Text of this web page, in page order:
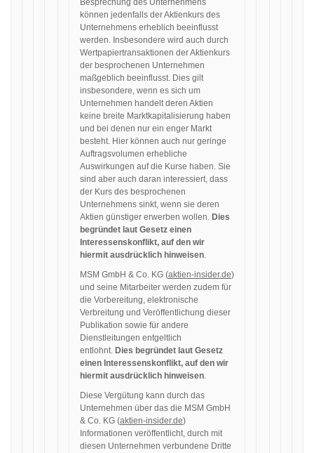
Besprechung des Unternehmens
können jedenfalls der Aktienkurs des
Unternehmens erheblich beeinflusst
werden. Insbesondere wird auch durch
Wertpapiertransaktionen der Aktienkurs
der besprochenen Unternehmen
maßgeblich beeinflusst. Dies gilt
insbesondere, wenn es sich um
Unternehmen handelt deren Aktien
keine breite Marktkapitalisierung haben
und bei denen nur ein enger Markt
besteht. Hier können auch nur geringe
Auftragsvolumen erhebliche
Auswirkungen auf die Kurse haben. Sie
sind aber auch daran interessiert, dass
der Kurs des besprochenen
Unternehmens sinkt, wenn sie deren
Aktien günstiger erwerben wollen. Dies
begründet laut Gesetz einen
Interessenskonflikt, auf den wir
hiermit ausdrücklich hinweisen.
MSM GmbH & Co. KG (aktien-insider.de)
und seine Mitarbeiter werden zudem für
die Vorbereitung, elektronische
Verbreitung und Veröffentlichung dieser
Publikation sowie für andere
Dienstleitungen entgeltlich
entlohnt. Dies begründet laut Gesetz
einen Interessenskonflikt, auf den wir
hiermit ausdrücklich hinweisen.
Diese Vergütung kann durch das
Unternehmen über das die MSM GmbH
& Co. KG (aktien-insider.de)
Informationen veröffentlicht, durch mit
diesen Unternehmen verbundene Dritte